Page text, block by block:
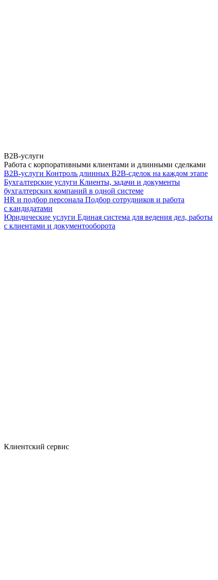
B2B-услуги
Работа с корпоративными клиентами и длинными сделками
B2B-услуги Контроль длинных B2B-сделок на каждом этапе
Бухгалтерские услуги Клиенты, задачи и документы
бухгалтерских компаний в одной системе
HR и подбор персонала Подбор сотрудников и работа
с кандидатами
Юридические услуги Единая система для ведения дел, работы
с клиентами и документооборота
Клиентский сервис